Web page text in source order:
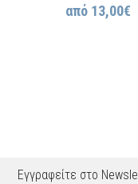
από 13,00€
Εγγραφείτε στο